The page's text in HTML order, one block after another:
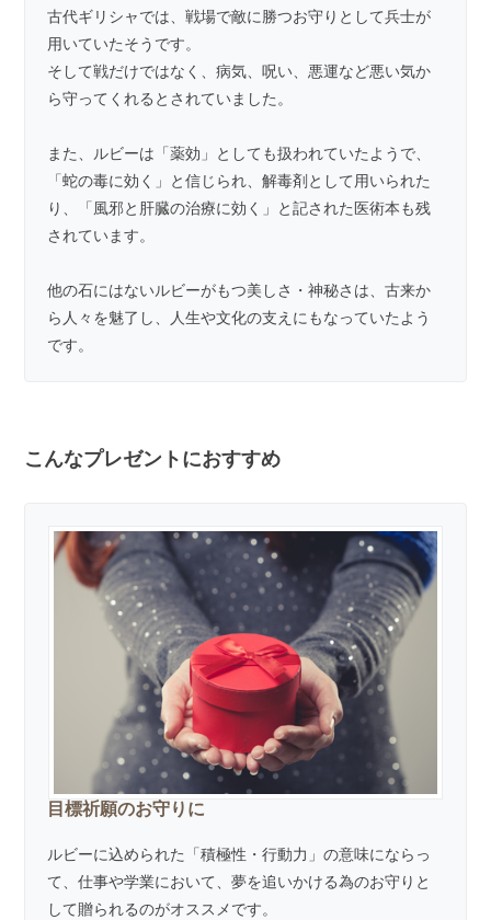
古代ギリシャでは、戦場で敵に勝つお守りとして兵士が
用いていたそうです。
そして戦だけではなく、病気、呪い、悪運など悪い気か
ら守ってくれるとされていました。
また、ルビーは「薬効」としても扱われていたようで、
「蛇の毒に効く」と信じられ、解毒剤として用いられた
り、「風邪と肝臓の治療に効く」と記された医術本も残
されています。
他の石にはないルビーがもつ美しさ・神秘さは、古来か
ら人々を魅了し、人生や文化の支えにもなっていたよう
です。
こんなプレゼントにおすすめ
目標祈願のお守りに
ルビーに込められた「積極性・行動力」の意味にならっ
て、仕事や学業において、夢を追いかける為のお守りと
して贈られるのがオススメです。